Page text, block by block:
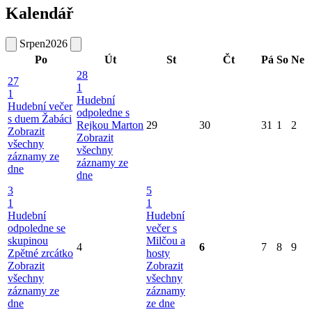
Kalendář
Srpen2026
Po
Út St Čt Pá So Ne
27
1
Hudební večer
s duem Žabáci
Zobrazit
všechny
záznamy ze
dne
28
1
Hudební
odpoledne s
Rejkou Marton
Zobrazit
všechny
záznamy ze
dne
29 30 31 1 2
3
1
Hudební
odpoledne se
skupinou
Zpětné zrcátko
Zobrazit
všechny
záznamy ze
dne
4
5
1
Hudební
večer s
Milčou a
hosty
Zobrazit
všechny
záznamy
ze dne
6 7 8 9